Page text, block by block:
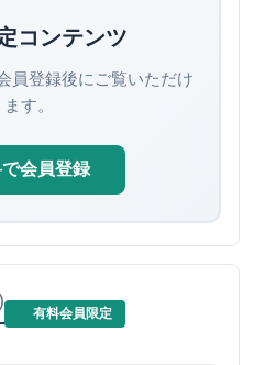
コンテンツ
員登録後にご覧いただけ
ます。
会員登録
有料会員限定